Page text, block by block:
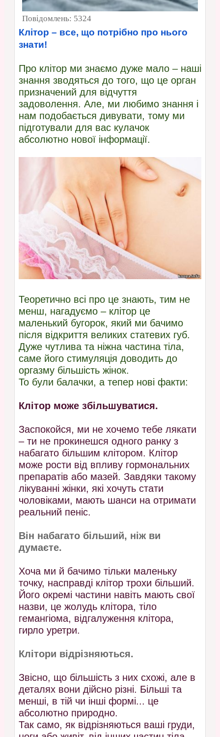
Повідомлень: 5324
Клітор – все, що потрібно про нього
знати!
Про клітор ми знаємо дуже мало – наші
знання зводяться до того, що це орган
призначений для відчуття
задоволення. Але, ми любимо знання і
нам подобається дивувати, тому ми
підготували для вас кулачок
абсолютно нової інформації.
Теоретично всі про це знають, тим не
менш, нагадуємо – клітор це
маленький бугорок, який ми бачимо
після відкриття великих статевих губ.
Дуже чутлива та ніжна частина тіла,
саме його стимуляція доводить до
оргазму більшість жінок.
То були балачки, а тепер нові факти:
Клітор може збільшуватися.
Заспокойся, ми не хочемо тебе лякати
– ти не прокинешся одного ранку з
набагато більшим клітором. Клітор
може рости від впливу гормональних
препаратів або мазей. Завдяки такому
лікуванні жінки, які хочуть стати
чоловіками, мають шанси на отримати
реальний пеніс.
Він набагато більший, ніж ви
думаєте.
Хоча ми й бачимо тільки маленьку
точку, насправді клітор трохи більший.
Його окремі частини навіть мають свої
назви, це жолудь клітора, тіло
гемангіома, відгалуження клітора,
гирло уретри.
Клітори відрізняються.
Звісно, що більшість з них схожі, але в
деталях вони дійсно різні. Більші та
менші, в тій чи інші формі... це
абсолютно природно.
Так само, як відрізняються ваші груди,